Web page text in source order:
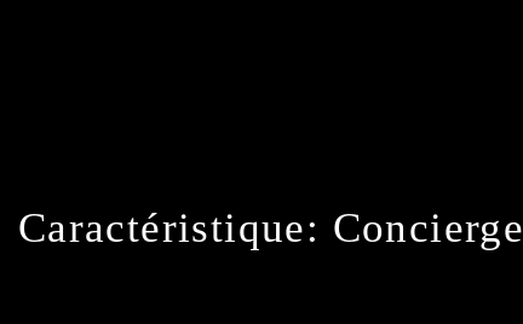
Caractéristique: Concierge